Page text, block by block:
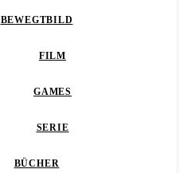
BEWEGTBILD
FILM
GAMES
SERIE
BÜCHER